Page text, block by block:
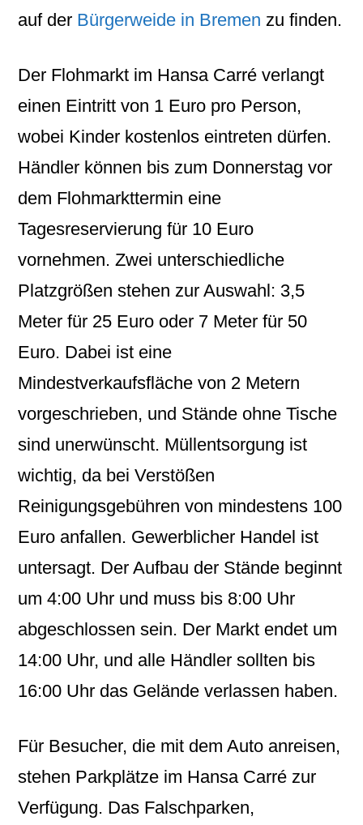
auf der Bürgerweide in Bremen zu finden.
Der Flohmarkt im Hansa Carré verlangt
einen Eintritt von 1 Euro pro Person,
wobei Kinder kostenlos eintreten dürfen.
Händler können bis zum Donnerstag vor
dem Flohmarkttermin eine
Tagesreservierung für 10 Euro
vornehmen. Zwei unterschiedliche
Platzgrößen stehen zur Auswahl: 3,5
Meter für 25 Euro oder 7 Meter für 50
Euro. Dabei ist eine
Mindestverkaufsfläche von 2 Metern
vorgeschrieben, und Stände ohne Tische
sind unerwünscht. Müllentsorgung ist
wichtig, da bei Verstößen
Reinigungsgebühren von mindestens 100
Euro anfallen. Gewerblicher Handel ist
untersagt. Der Aufbau der Stände beginnt
um 4:00 Uhr und muss bis 8:00 Uhr
abgeschlossen sein. Der Markt endet um
14:00 Uhr, und alle Händler sollten bis
16:00 Uhr das Gelände verlassen haben.
Für Besucher, die mit dem Auto anreisen,
stehen Parkplätze im Hansa Carré zur
Verfügung. Das Falschparken,